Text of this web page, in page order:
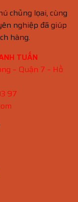
chủng lọai, cùng
nghiệp đã giúp
hàng.
TUẤN
– Quận 7 – Hồ
97